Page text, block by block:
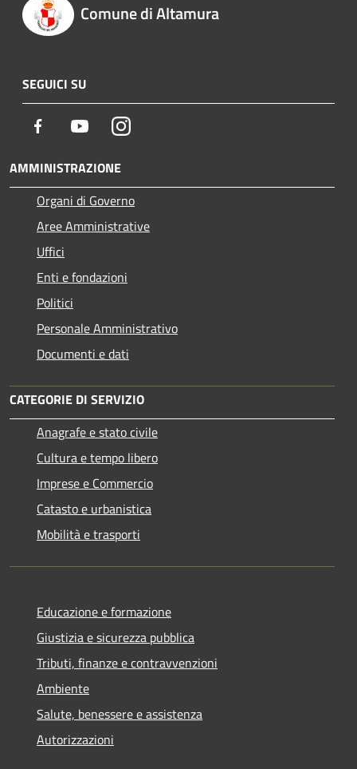
Comune di Altamura
SEGUICI SU
Facebook YoutubeInstagram
AMMINISTRAZIONE
Organi di Governo
Aree Amministrative
Uffici
Enti e fondazioni
Politici
Personale Amministrativo
Documenti e dati
CATEGORIE DI SERVIZIO
Anagrafe e stato civile
Cultura e tempo libero
Imprese e Commercio
Catasto e urbanistica
Mobilità e trasporti
Educazione e formazione
Giustizia e sicurezza pubblica
Tributi, finanze e contravvenzioni
Ambiente
Salute, benessere e assistenza
Autorizzazioni